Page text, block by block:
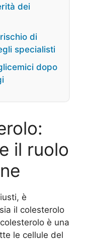
dei
di
specialisti
dopo
il ruolo
è
il colesterolo
è una
le cellule del